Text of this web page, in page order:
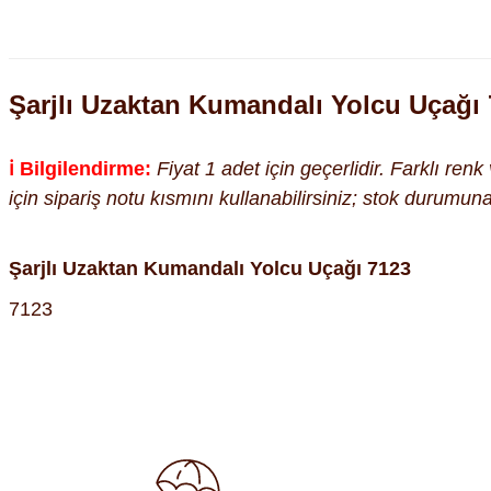
Şarjlı Uzaktan Kumandalı Yolcu Uçağı
ℹ️ Bilgilendirme: Fiyat 1 adet için geçerlidir. Farklı
için sipariş notu kısmını kullanabilirsiniz; stok
Şarjlı Uzaktan Kumandalı Yolcu Uçağı 7123
7123